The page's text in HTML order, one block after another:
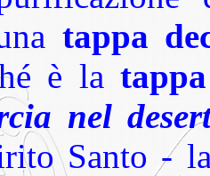
tappa
è la
nel
Santo -